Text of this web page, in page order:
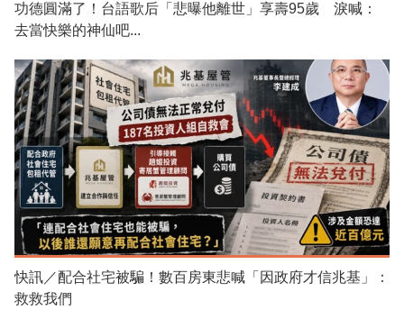
功德圓滿了！台語歌后「悲曝他離世」享壽95歲 淚喊：
去當快樂的神仙吧...
快訊／配合社宅被騙！數百房東悲喊「因政府才信兆基」：
救救我們